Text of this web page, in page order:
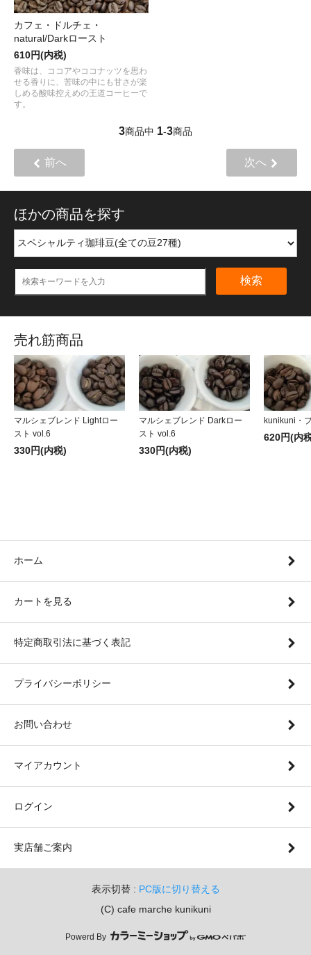
カフェ・ドルチェ・
natural/Darkロースト
610円(内税)
香味は、ココアやココナッツを思わ
せる香りに、苦味の中にも甘さが楽
しめる酸味控えめの王道コーヒーで
す。
3商品中 1-3商品
前へ 次へ
ほかの商品を探す
検索
売れ筋商品
マルシェブレンド Lightロー
スト vol.6
330円(内税)
マルシェブレンド Darkロー
スト vol.6
330円(内税)
kunikuni・
620円(内
ホーム
カートを見る
特定商取引法に基づく表記
プライバシーポリシー
お問い合わせ
マイアカウント
ログイン
実店舗ご案内
表示切替 : PC版に切り替える
(C) cafe marche kunikuni
Powerd By